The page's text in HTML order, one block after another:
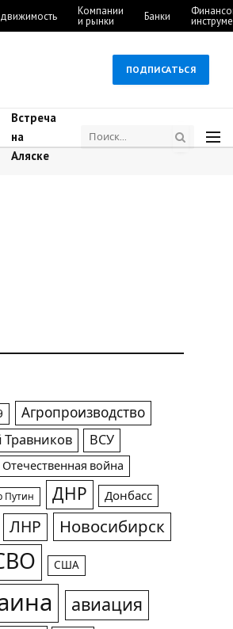
Компании
и рынки Банки
ПОДПИСАТЬСЯ
Встреча
на
Аляске
Агропроизводство
Травников ВСУ
Отечественная война
Путин ДНР Донбасс
ЛНР Новосибирск
США
авиация